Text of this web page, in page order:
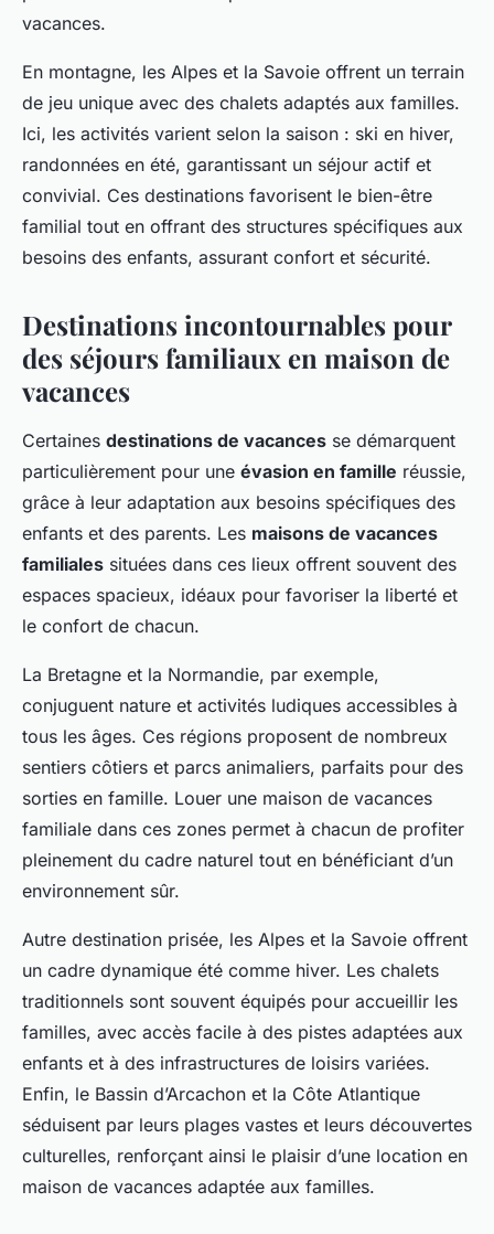
vacances.
En montagne, les Alpes et la Savoie offrent un terrain
de jeu unique avec des chalets adaptés aux familles.
Ici, les activités varient selon la saison : ski en hiver,
randonnées en été, garantissant un séjour actif et
convivial. Ces destinations favorisent le bien-être
familial tout en offrant des structures spécifiques aux
besoins des enfants, assurant confort et sécurité.
Destinations incontournables pour
des séjours familiaux en maison de
vacances
Certaines destinations de vacances se démarquent
particulièrement pour une évasion en famille réussie,
grâce à leur adaptation aux besoins spécifiques des
enfants et des parents. Les maisons de vacances
familiales situées dans ces lieux offrent souvent des
espaces spacieux, idéaux pour favoriser la liberté et
le confort de chacun.
La Bretagne et la Normandie, par exemple,
conjuguent nature et activités ludiques accessibles à
tous les âges. Ces régions proposent de nombreux
sentiers côtiers et parcs animaliers, parfaits pour des
sorties en famille. Louer une maison de vacances
familiale dans ces zones permet à chacun de profiter
pleinement du cadre naturel tout en bénéficiant d’un
environnement sûr.
Autre destination prisée, les Alpes et la Savoie offrent
un cadre dynamique été comme hiver. Les chalets
traditionnels sont souvent équipés pour accueillir les
familles, avec accès facile à des pistes adaptées aux
enfants et à des infrastructures de loisirs variées.
Enfin, le Bassin d’Arcachon et la Côte Atlantique
séduisent par leurs plages vastes et leurs découvertes
culturelles, renforçant ainsi le plaisir d’une location en
maison de vacances adaptée aux familles.